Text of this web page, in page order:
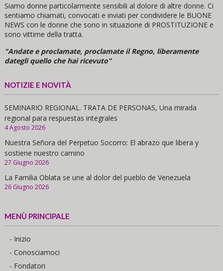
Siamo donne particolarmente sensibili al dolore di altre donne. Ci
sentiamo chiamati, convocati e inviati per condividere le BUONE
NEWS con le donne che sono in situazione di PROSTITUZIONE e
sono vittime della tratta.
"Andate e proclamate, proclamate il Regno, liberamente
dategli quello che hai ricevuto"
NOTIZIE E NOVITÀ
SEMINARIO REGIONAL. TRATA DE PERSONAS, Una mirada
regional para respuestas integrales
4 Agosto 2026
Nuestra Señora del Perpetuo Socorro: El abrazo que libera y
sostiene nuestro camino
27 Giugno 2026
La Familia Oblata se une al dolor del pueblo de Venezuela
26 Giugno 2026
MENÙ PRINCIPALE
- Inizio
- Conosciamoci
- Fondatori